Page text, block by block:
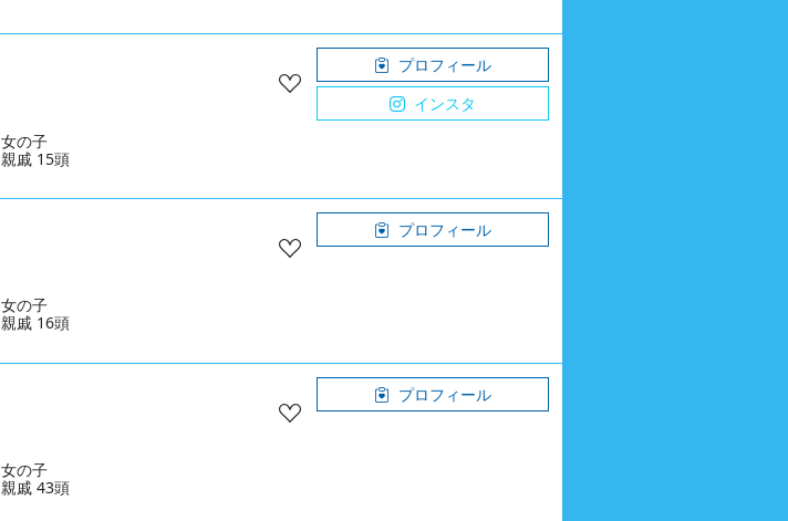
女の子
親戚 15頭
プロフィール
インスタ
女の子
親戚 16頭
プロフィール
女の子
親戚 43頭
プロフィール